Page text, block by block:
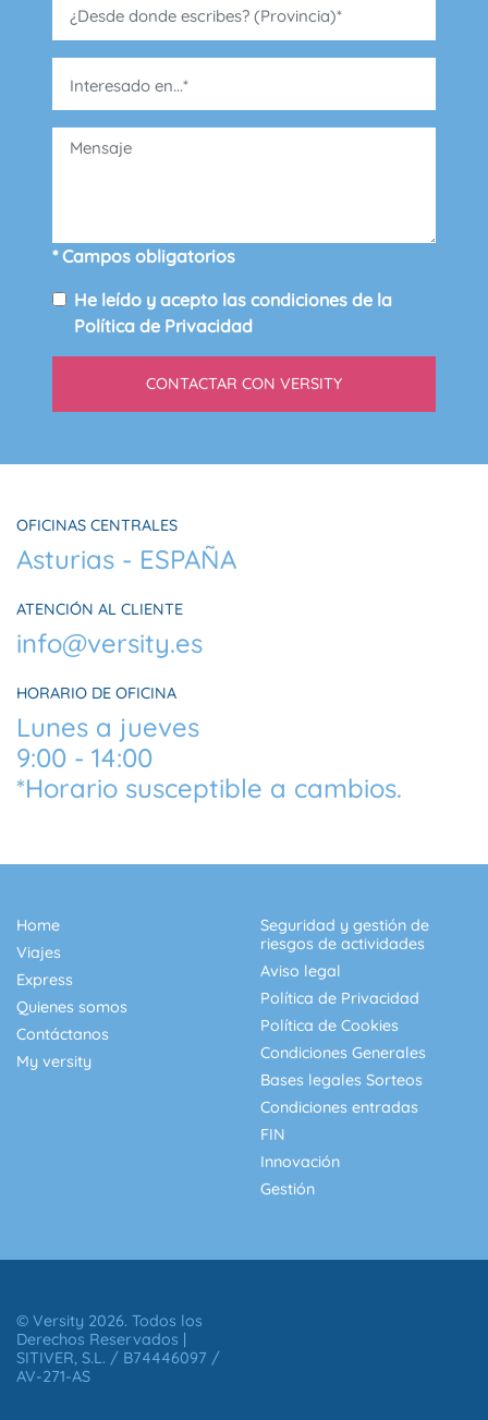
OFICINAS CENTRALES
Asturias - ESPAÑA
ATENCIÓN AL CLIENTE
info@versity.es
HORARIO DE OFICINA
Lunes a jueves
9:00 - 14:00
*Horario susceptible a cambios.
* Campos obligatorios
He leído y acepto las condiciones de la
Política de Privacidad
CONTACTAR CON VERSITY
Home
Viajes
Express
Quienes somos
Contáctanos
My versity
Seguridad y gestión de
riesgos de actividades
Aviso legal
Política de Privacidad
Política de Cookies
Condiciones Generales
Bases legales Sorteos
Condiciones entradas
FIN
Innovación
Gestión
© Versity 2026. Todos los
Derechos Reservados |
SITIVER, S.L. / B74446097 /
AV-271-AS